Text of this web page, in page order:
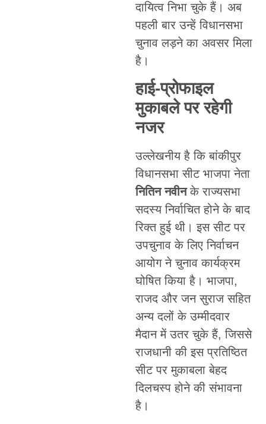
दायित्व निभा चुके हैं। अब
पहली बार उन्हें विधानसभा
चुनाव लड़ने का अवसर मिला
है।
हाई-प्रोफाइल
मुकाबले पर रहेगी
नजर
उल्लेखनीय है कि बांकीपुर
विधानसभा सीट भाजपा नेता
नितिन नवीनके राज्यसभा
सदस्य निर्वाचित होने के बाद
रिक्त हुई थी। इस सीट पर
उपचुनाव के लिए निर्वाचन
आयोग ने चुनाव कार्यक्रम
घोषित किया है। भाजपा,
राजद और जन सुराज सहित
अन्य दलों के उम्मीदवार
मैदान में उतर चुके हैं, जिससे
राजधानी की इस प्रतिष्ठित
सीट पर मुकाबला बेहद
दिलचस्प होने की संभावना
है।